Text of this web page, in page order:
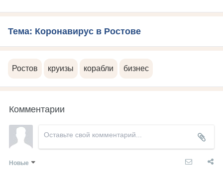
Тема: Коронавирус в Ростове
Ростов круизы корабли бизнес
Комментарии
Новые